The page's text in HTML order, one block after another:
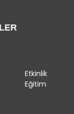
Etkinlik
Eğitim